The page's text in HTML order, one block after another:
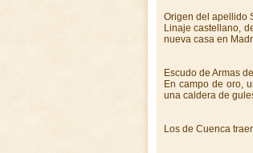
Origen del apellido
Linaje castellano,
nueva casa en
Escudo de Armas
En campo de oro,
una caldera de
Los de Cuenca